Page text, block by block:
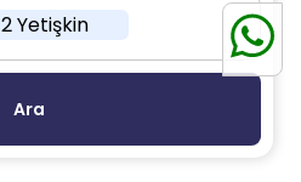
2 Yetişkin
Ara